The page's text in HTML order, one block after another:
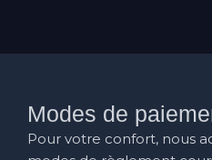
Modes de
Pour votre confort, nous